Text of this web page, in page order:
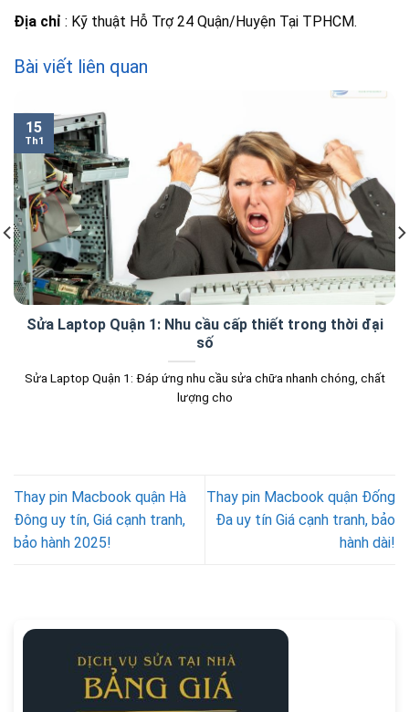
Địa chỉ : Kỹ thuật Hỗ Trợ 24 Quận/Huyện Tại TPHCM.
Bài viết liên quan
Sửa Laptop Quận 1: Nhu cầu cấp thiết trong thời đại
số
Sửa Laptop Quận 1: Đáp ứng nhu cầu sửa chữa nhanh chóng, chất
lượng cho
15
Th1
Thay pin Macbook quận Hà
Đông uy tín, Giá cạnh tranh,
bảo hành 2025!
Thay pin Macbook quận Đống
Đa uy tín Giá cạnh tranh, bảo
hành dài!